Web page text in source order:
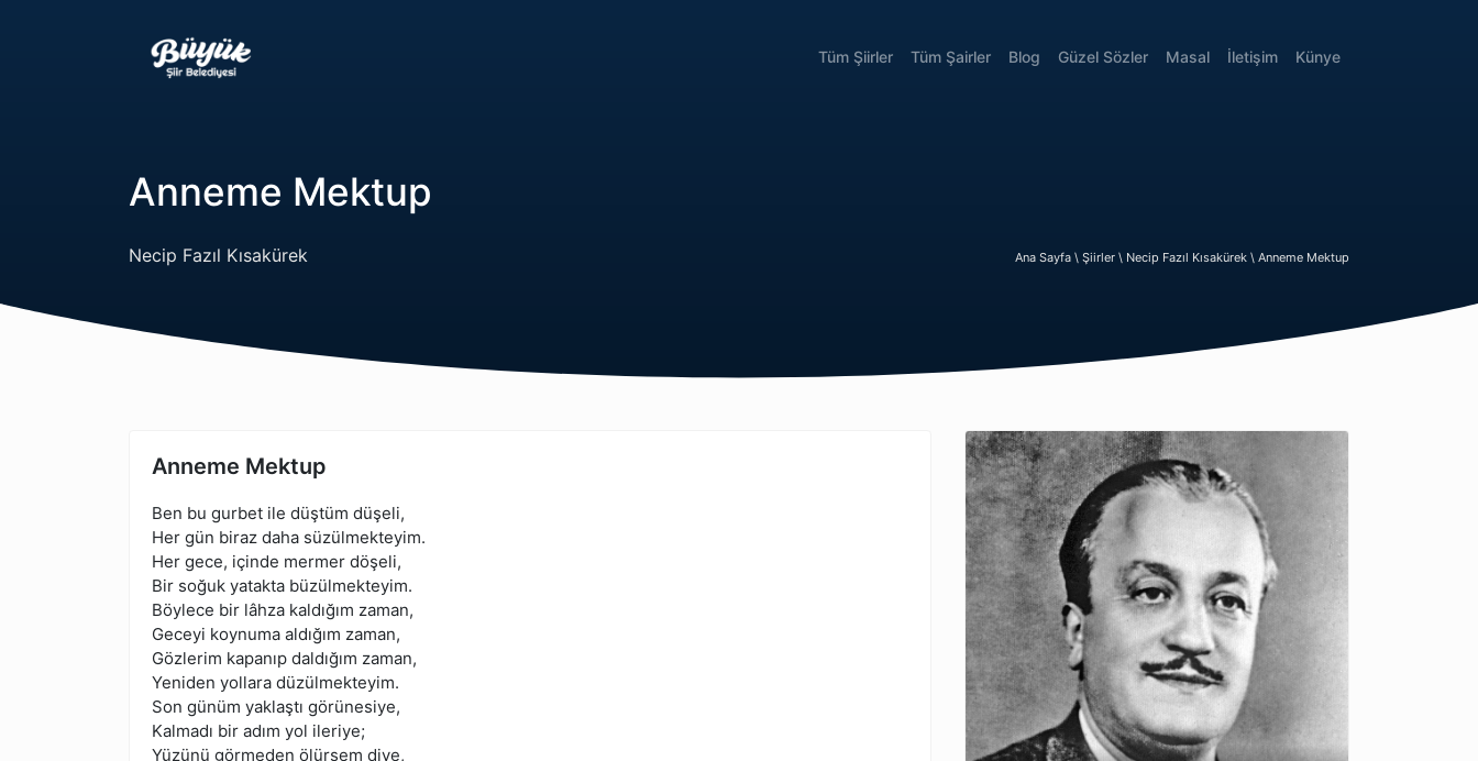
Tüm Şiirler Tüm Şairler Blog Güzel Sözler Masal İletişim Künye
Anneme Mektup
Necip Fazıl Kısakürek Ana Sayfa \ Şiirler \ Necip Fazıl Kısakürek \ Anneme Mektup
Anneme Mektup
Ben bu gurbet ile düştüm düşeli,
Her gün biraz daha süzülmekteyim.
Her gece, içinde mermer döşeli,
Bir soğuk yatakta büzülmekteyim.
Böylece bir lâhza kaldığım zaman,
Geceyi koynuma aldığım zaman,
Gözlerim kapanıp daldığım zaman,
Yeniden yollara düzülmekteyim.
Son günüm yaklaştı görünesiye,
Kalmadı bir adım yol ileriye;
Yüzünü görmeden ölürsem diye,